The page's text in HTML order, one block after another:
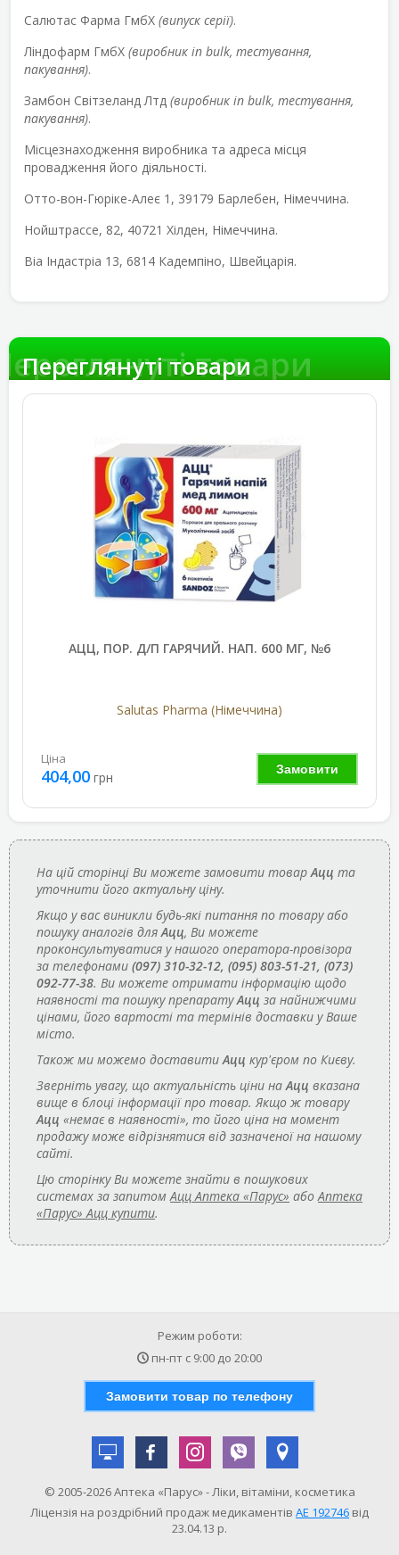
Салютас Фарма ГмбХ (випуск серії).
Ліндофарм ГмбХ (виробник in bulk, тестування,
пакування).
Замбон Світзеланд Лтд (виробник in bulk, тестування,
пакування).
Місцезнаходження виробника та адреса місця
провадження його діяльності.
Отто-вон-Гюріке-Алеє 1, 39179 Барлебен, Німеччина.
Нойштрассе, 82, 40721 Хілден, Німеччина.
Віа Індастріа 13, 6814 Кадемпіно, Швейцарія.
товари
Переглянуті товари
АЦЦ, ПОР. Д/П ГАРЯЧИЙ. НАП. 600 МГ, №6
Salutas Pharma (Німеччина)
Замовити
Ціна
404,00 грн
На цій сторінці Ви можете замовити товарАцц та
уточнити його актуальну ціну.
Якщо у вас виникли будь-які питання по товару або
пошуку аналогів дляАцц, Ви можете
проконсультуватися у нашого оператора-провізора
за телефонами (097) 310-32-12, (095) 803-51-21, (073)
092-77-38. Ви можете отримати інформацію щодо
наявності та пошуку препаратуАцц за найнижчими
цінами, його вартості та термінів доставки у Ваше
місто.
Також ми можемо доставитиАцц кур'єром по Києву.
Зверніть увагу, що актуальність ціни наАцц вказана
вище в блоці інформації про товар. Якщо ж товару
Ацц «немає в наявності», то його ціна на момент
продажу може відрізнятися від зазначеної на нашому
сайті.
Цю сторінку Ви можете знайти в пошукових
системах за запитомАцц Аптека «Парус» абоАптека
«Парус» Ацц купити.
Режим роботи:
пн-пт с 9:00 до 20:00
Замовити товар по телефону
© 2005-2026 Аптека «Парус» - Ліки, вітаміни, косметика
Ліцензія на роздрібний продаж медикаментів АE 192746 від
23.04.13 р.